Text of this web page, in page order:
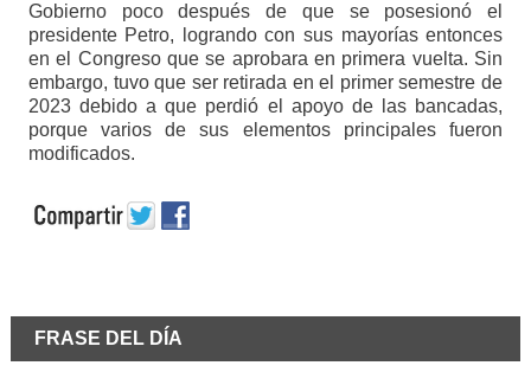
Gobierno poco después de que se posesionó el
presidente Petro, logrando con sus mayorías entonces
en el Congreso que se aprobara en primera vuelta. Sin
embargo, tuvo que ser retirada en el primer semestre de
2023 debido a que perdió el apoyo de las bancadas,
porque varios de sus elementos principales fueron
modificados.
FRASE DEL DÍA